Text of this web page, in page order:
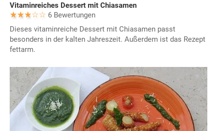
Vitaminreiches Dessert mit Chiasamen
6 Bewertungen
Dieses vitaminreiche Dessert mit Chiasamen passt
besonders in der kalten Jahreszeit. Außerdem ist das Rezept
fettarm.